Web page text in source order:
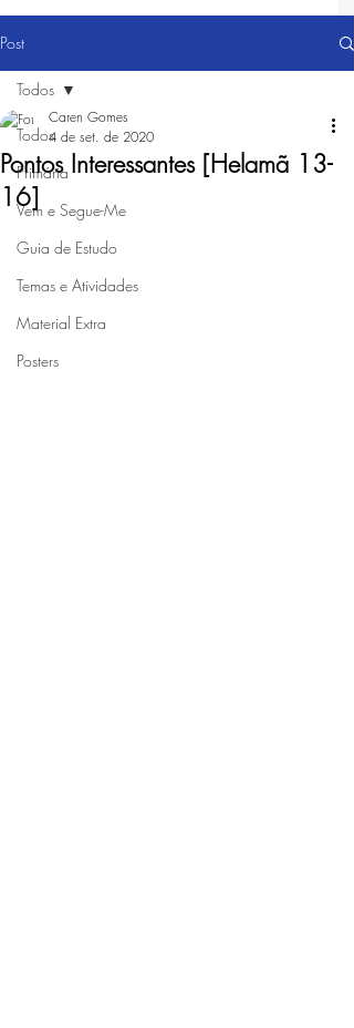
Post
Todos
Primária
Vem e Segue-Me
Guia de Estudo
Temas e Atividades
Material Extra
Posters
Todos
Pontos Interessantes [Helamã 13-
16]
Caren Gomes
4 de set. de 2020